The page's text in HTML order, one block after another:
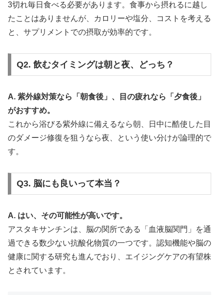
3切れ毎日食べる必要があります。食事から摂れるに越し
たことはありませんが、カロリーや塩分、コストを考える
と、サプリメントでの摂取が効率的です。
Q2. 飲むタイミングは朝と夜、どっち？
A. 紫外線対策なら「朝食後」、目の疲れなら「夕食後」
がおすすめ。
これから浴びる紫外線に備えるなら朝、日中に酷使した目
のダメージ修復を狙うなら夜、という使い分けが論理的で
す。
Q3. 脳にも良いって本当？
A. はい、その可能性が高いです。
アスタキサンチンは、脳の関所である「血液脳関門」を通
過できる数少ない抗酸化物質の一つです。認知機能や脳の
健康に関する研究も進んでおり、エイジングケアの有望株
とされています。